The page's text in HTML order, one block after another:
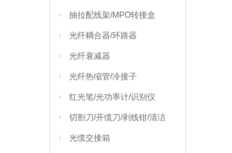
抽拉配线架/MPO转接盒
光纤耦合器/环路器
光纤衰减器
光纤热缩管/冷接子
红光笔/光功率计/识别仪
切割刀/开缆刀/剥线钳/清洁
工具
光缆交接箱